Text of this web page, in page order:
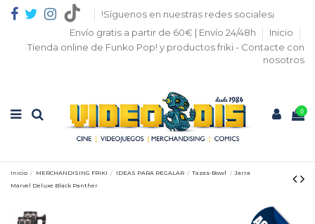
!Síguenos en nuestras redes sociales¡
Envío gratis a partir de 60€ | Envío 24/48h
Inicio
Tienda online de Funko Pop! y productos friki - Contacte con
nosotros
0
Inicio MERCHANDISING FRIKI IDEAS PARA REGALAR Tazas-Bowl
Jarra
Marvel Deluxe Black Panther